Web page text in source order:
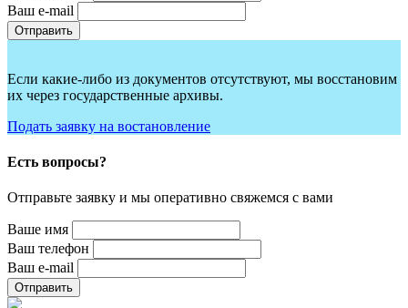
Ваш e-mail
Если какие-либо из документов отсутствуют, мы восстановим
их через государственные архивы.
Подать заявку на востановление
Есть вопросы?
Отправьте заявку и мы оперативно свяжемся с вами
Ваше имя
Ваш телефон
Ваш e-mail